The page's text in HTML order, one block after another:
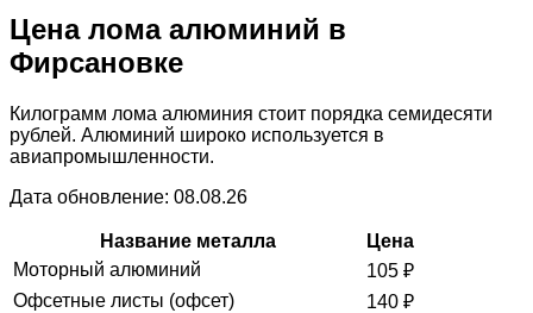
Цена лома алюминий в
Фирсановке
Килограмм лома алюминия стоит порядка семидесяти
рублей. Алюминий широко используется в
авиапромышленности.
Дата обновление: 08.08.26
Название металла
Цена
Моторный алюминий
105 ₽
Офсетные листы (офсет)
140 ₽